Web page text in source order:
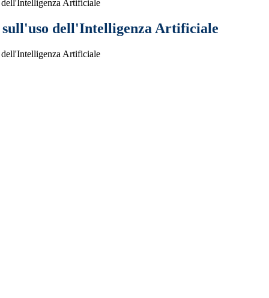
Artificiale
sull'uso dell'Intelligenza Artificiale
Artificiale